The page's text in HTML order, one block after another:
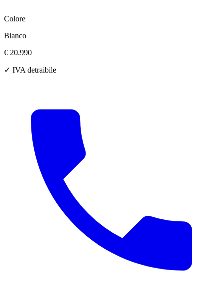
Colore
Bianco
€ 20.990
✓ IVA detraibile